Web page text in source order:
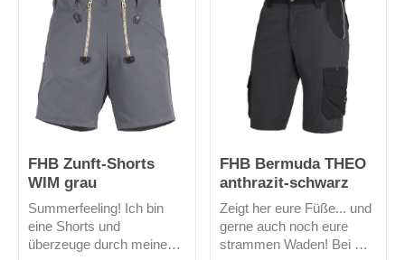
FHB Zunft-Shorts
WIM grau
Summerfeeling! Ich bin
eine Shorts und
überzeuge durch meine
FHB Bermuda THEO
anthrazit-schwarz
Zeigt her eure Füße... und
gerne auch noch eure
strammen Waden! Bei mir